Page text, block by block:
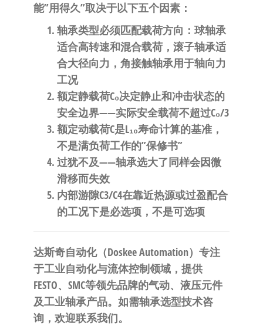
能”用得久”取决于以下五个因素：
轴承类型必须匹配载荷方向：球轴承
适合高转速和混合载荷，滚子轴承适
合大径向力，角接触轴承用于轴向力
工况
额定静载荷C₀决定静止和冲击状态的
安全边界——实际安全载荷不超过C₀/3
额定动载荷C是L₁₀寿命计算的基准，
不是满负荷工作的”保修书”
过犹不及——轴承选大了同样会因微
滑移而失效
内部游隙C3/C4在靠近热源或过盈配合
的工况下是必选项，不是可选项
达斯奇自动化（Doskee Automation）专注
于工业自动化与流体控制领域，提供
FESTO、SMC等领先品牌的气动、液压元件
及工业轴承产品。如需轴承选型技术咨
询，欢迎联系我们。